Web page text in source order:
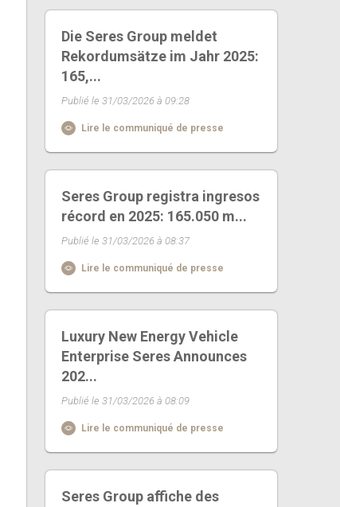
Die Seres Group meldet
Rekordumsätze im Jahr 2025:
165,...
Publié le 31/03/2026 à 09:28
Lire le communiqué de presse
Seres Group registra ingresos
récord en 2025: 165.050 m...
Publié le 31/03/2026 à 08:37
Lire le communiqué de presse
Luxury New Energy Vehicle
Enterprise Seres Announces
202...
Publié le 31/03/2026 à 08:09
Lire le communiqué de presse
Seres Group affiche des